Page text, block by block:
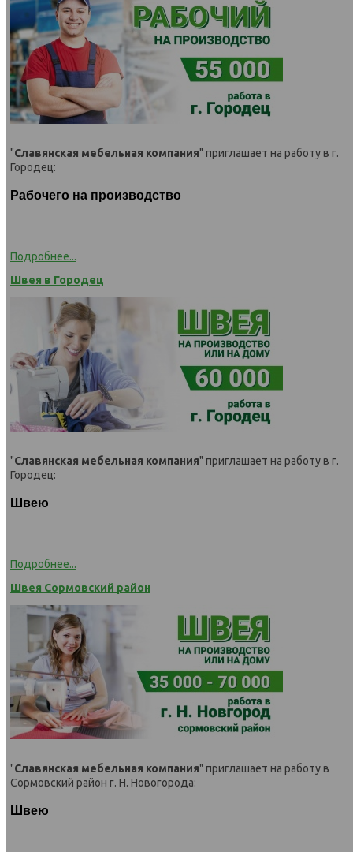
"Славянская мебельная компания" приглашает на работу в г.
Городец:
Рабочего на производство
Подробнее...
Швея в Городец
"Славянская мебельная компания" приглашает на работу в г.
Городец:
Швею
Подробнее...
Швея Сормовский район
"Славянская мебельная компания" приглашает на работу в
Сормовский район г. Н. Новогорода:
Швею